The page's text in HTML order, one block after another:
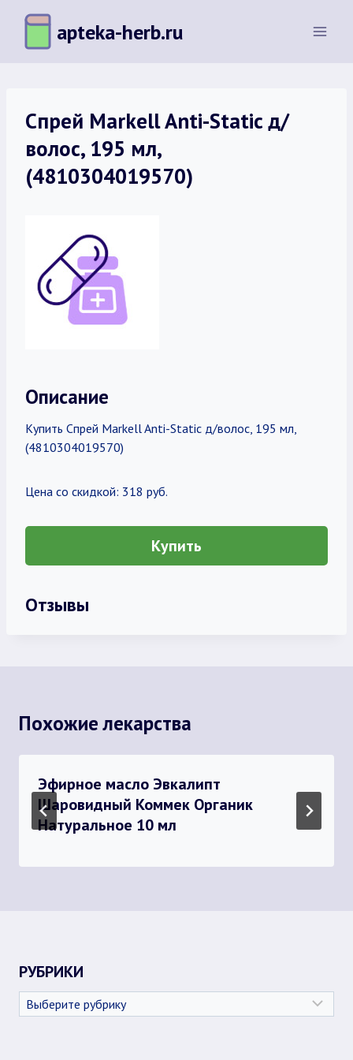
Перейти
содержимому
apteka-herb.ru
Спрей Markell Anti-Static д/
волос, 195 мл,
(4810304019570)
Описание
Купить Спрей Markell Anti-Static д/волос, 195 мл,
(4810304019570)
Цена со скидкой: 318 руб.
Купить
Отзывы
Похожие лекарства
Эфирное масло Эвкалипт
Шаровидный Коммек Органик
Натуральное 10 мл
РУБРИКИ
Рубрики